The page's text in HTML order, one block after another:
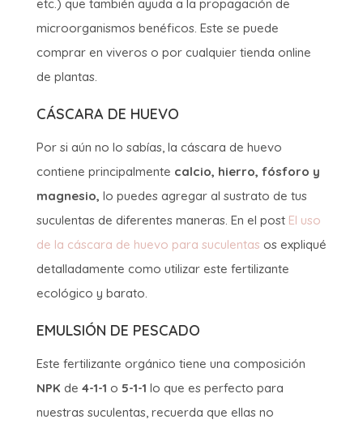
etc.) que también ayuda a la propagación de
microorganismos benéficos. Este se puede
comprar en viveros o por cualquier tienda online
de plantas.
CÁSCARA DE HUEVO
Por si aún no lo sabías, la cáscara de huevo
contiene principalmente calcio, hierro, fósforo y
magnesio, lo puedes agregar al sustrato de tus
suculentas de diferentes maneras. En el post El uso
de la cáscara de huevo para suculentas os expliqué
detalladamente como utilizar este fertilizante
ecológico y barato.
EMULSIÓN DE PESCADO
Este fertilizante orgánico tiene una composición
NPK de 4-1-1 o 5-1-1 lo que es perfecto para
nuestras suculentas, recuerda que ellas no